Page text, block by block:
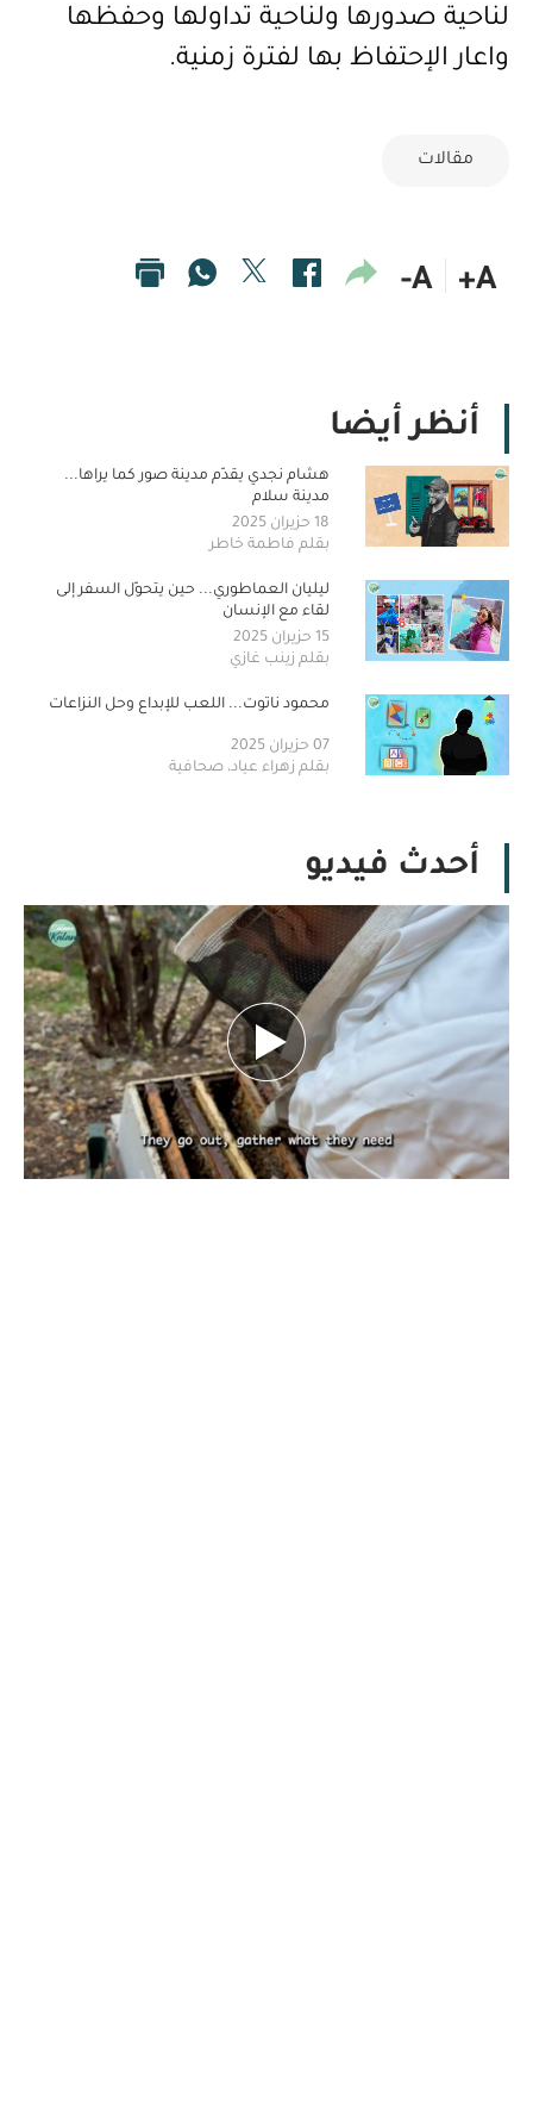
لناحية صدورها ولناحية تداولها وحفظها
واعار الإحتفاظ بها لفترة زمنية.
مقالات
A+
A-
أنظر أيضا
هشام نجدي يقدّم مدينة صور كما يراها...
مدينة سلام
18 حزيران 2025
بقلم فاطمة خاطر
ليليان العماطوري... حين يتحوّل السفر إلى
لقاء مع الإنسان
15 حزيران 2025
بقلم زينب غازي
محمود ناتوت... اللعب للإبداع وحل النزاعات
07 حزيران 2025
بقلم زهراء عياد، صحافية
أحدث فيديو